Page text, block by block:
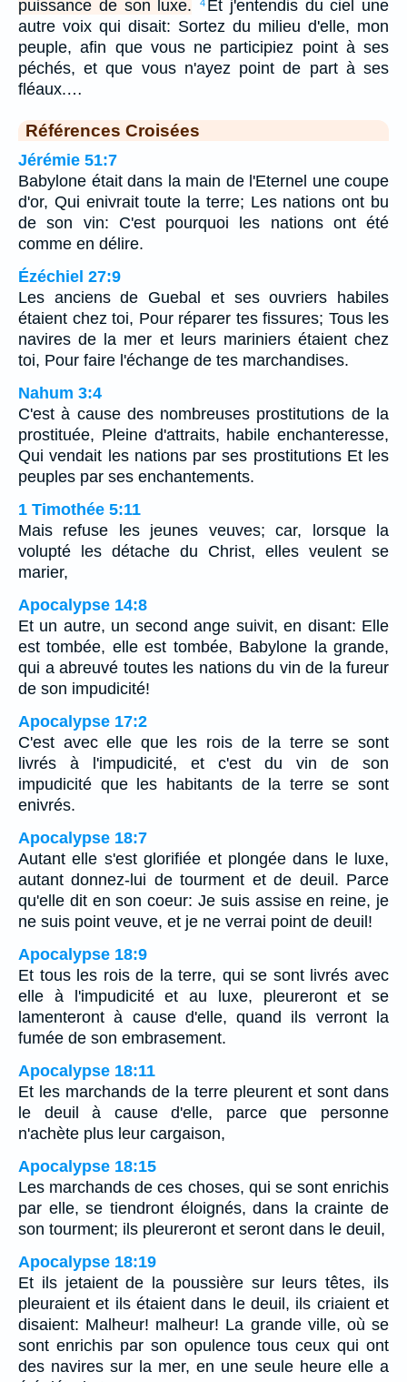
puissance de son luxe. 4 Et j'entendis du ciel une
autre voix qui disait: Sortez du milieu d'elle, mon
peuple, afin que vous ne participiez point à ses
péchés, et que vous n'ayez point de part à ses
fléaux.…
Références Croisées
Jérémie 51:7
Babylone était dans la main de l'Eternel une coupe
d'or, Qui enivrait toute la terre; Les nations ont bu
de son vin: C'est pourquoi les nations ont été
comme en délire.
Ézéchiel 27:9
Les anciens de Guebal et ses ouvriers habiles
étaient chez toi, Pour réparer tes fissures; Tous les
navires de la mer et leurs mariniers étaient chez
toi, Pour faire l'échange de tes marchandises.
Nahum 3:4
C'est à cause des nombreuses prostitutions de la
prostituée, Pleine d'attraits, habile enchanteresse,
Qui vendait les nations par ses prostitutions Et les
peuples par ses enchantements.
1 Timothée 5:11
Mais refuse les jeunes veuves; car, lorsque la
volupté les détache du Christ, elles veulent se
marier,
Apocalypse 14:8
Et un autre, un second ange suivit, en disant: Elle
est tombée, elle est tombée, Babylone la grande,
qui a abreuvé toutes les nations du vin de la fureur
de son impudicité!
Apocalypse 17:2
C'est avec elle que les rois de la terre se sont
livrés à l'impudicité, et c'est du vin de son
impudicité que les habitants de la terre se sont
enivrés.
Apocalypse 18:7
Autant elle s'est glorifiée et plongée dans le luxe,
autant donnez-lui de tourment et de deuil. Parce
qu'elle dit en son coeur: Je suis assise en reine, je
ne suis point veuve, et je ne verrai point de deuil!
Apocalypse 18:9
Et tous les rois de la terre, qui se sont livrés avec
elle à l'impudicité et au luxe, pleureront et se
lamenteront à cause d'elle, quand ils verront la
fumée de son embrasement.
Apocalypse 18:11
Et les marchands de la terre pleurent et sont dans
le deuil à cause d'elle, parce que personne
n'achète plus leur cargaison,
Apocalypse 18:15
Les marchands de ces choses, qui se sont enrichis
par elle, se tiendront éloignés, dans la crainte de
son tourment; ils pleureront et seront dans le deuil,
Apocalypse 18:19
Et ils jetaient de la poussière sur leurs têtes, ils
pleuraient et ils étaient dans le deuil, ils criaient et
disaient: Malheur! malheur! La grande ville, où se
sont enrichis par son opulence tous ceux qui ont
des navires sur la mer, en une seule heure elle a